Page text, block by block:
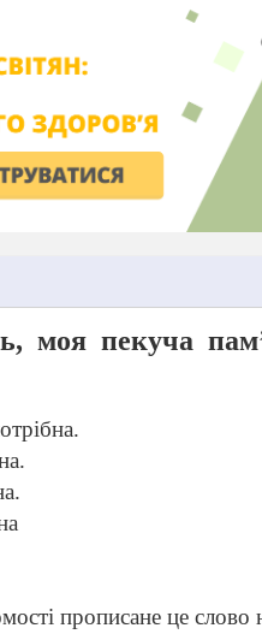
моя пекуча
прописане це слово